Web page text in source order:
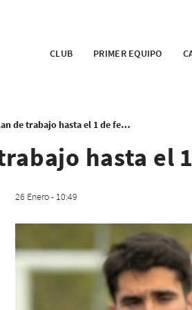
CLUB PRIMER EQUIPO
Plan de trabajo hasta el 1 de febrero
hasta el
26 Enero - 10:49